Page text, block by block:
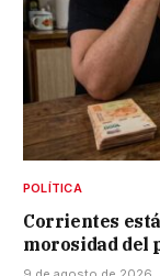
POLÍTICA
Corrientes
morosidad del